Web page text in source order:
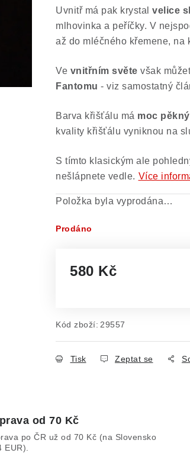
Uvnitř má pak krystal velice
mlhovinka a peříčky. V
až do mléčného křemene, na
Ve vnitřním světe však
Fantomu - viz samostatný
Barva křišťálu má moc
kvality křišťálu vyniknou na
S tímto klasickým ale
nešlápnete vedle. Více
Položka byla vyprodána…
Prodáno
580 Kč
Kód zboží: 29557
Tisk Zeptat se
od 70 Kč
po ČR už od 70 Kč (na Slovensko
EUR).